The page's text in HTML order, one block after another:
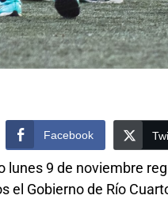
Facebook
lunes 9 de noviembre
el Gobierno de Río